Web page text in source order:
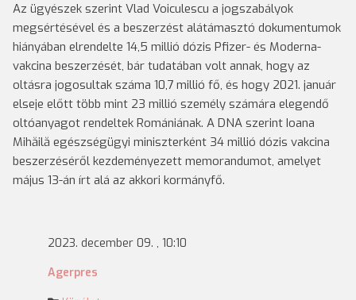
Az ügyészek szerint Vlad Voiculescu a jogszabályok
megsértésével és a beszerzést alátámasztó dokumentumok
hiányában elrendelte 14,5 millió dózis Pfizer- és Moderna-
vakcina beszerzését, bár tudatában volt annak, hogy az
oltásra jogosultak száma 10,7 millió fő, és hogy 2021. január
elseje előtt több mint 23 millió személy számára elegendő
oltóanyagot rendeltek Romániának. A DNA szerint Ioana
Mihăilă egészségügyi miniszterként 34 millió dózis vakcina
beszerzéséről kezdeményezett memorandumot, amelyet
május 13-án írt alá az akkori kormányfő.
2023. december 09. , 10:10
Agerpres